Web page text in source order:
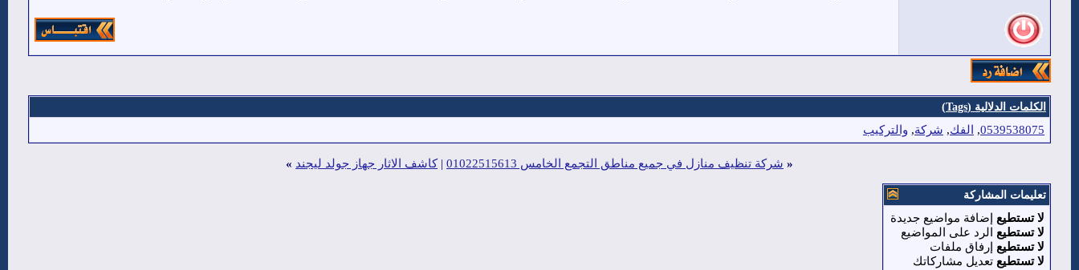
الكلمات الدلالية (Tags)
0539538075
, الفك, شركة, والتركيب
« شركة تنظيف منازل في جميع مناطق التجمع الخامس 01022515613 |كاشف الاثار جهاز جولد ليجند »
تعليمات المشاركة
لا تستطيع إضافة مواضيع جديدة
لا تستطيع الرد على المواضيع
لا تستطيع إرفاق ملفات
لا تستطيع تعديل مشاركاتك